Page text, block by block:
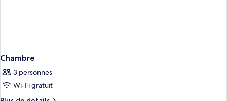
Chambre
3 personnes
Wi-Fi gratuit